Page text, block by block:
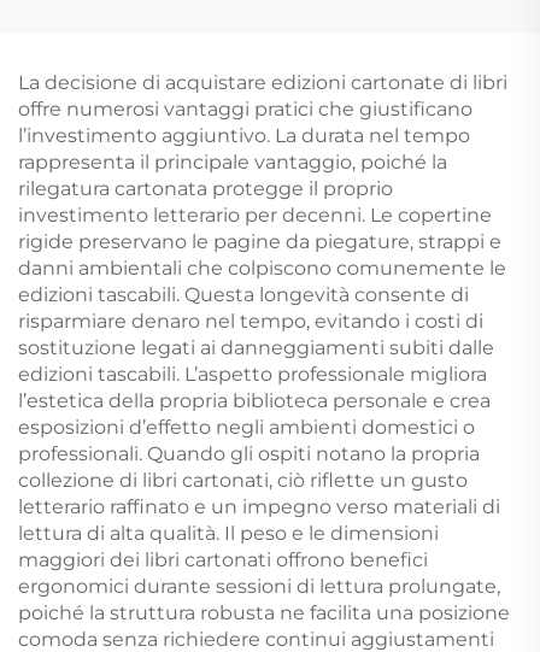
foto copertina rigida
con bordi dorati
copertina rigida spray
e sovracoperta
La decisione di acquistare edizioni cartonate di libri
offre numerosi vantaggi pratici che giustificano
l’investimento aggiuntivo. La durata nel tempo
rappresenta il principale vantaggio, poiché la
rilegatura cartonata protegge il proprio
investimento letterario per decenni. Le copertine
rigide preservano le pagine da piegature, strappi e
danni ambientali che colpiscono comunemente le
edizioni tascabili. Questa longevità consente di
risparmiare denaro nel tempo, evitando i costi di
sostituzione legati ai danneggiamenti subiti dalle
edizioni tascabili. L’aspetto professionale migliora
l’estetica della propria biblioteca personale e crea
esposizioni d’effetto negli ambienti domestici o
professionali. Quando gli ospiti notano la propria
collezione di libri cartonati, ciò riflette un gusto
letterario raffinato e un impegno verso materiali di
lettura di alta qualità. Il peso e le dimensioni
maggiori dei libri cartonati offrono benefici
ergonomici durante sessioni di lettura prolungate,
poiché la struttura robusta ne facilita una posizione
comoda senza richiedere continui aggiustamenti